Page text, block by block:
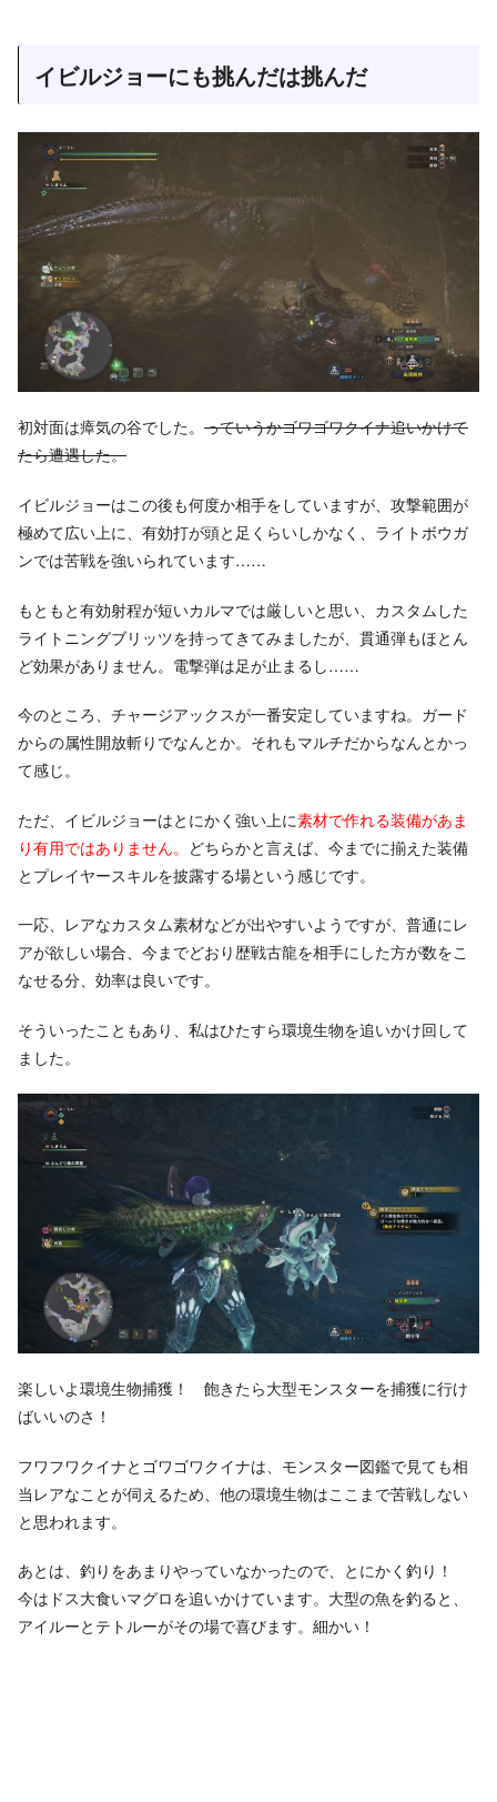
イビルジョーにも挑んだは挑んだ
初対面は瘴気の谷でした。 っていうかゴワゴワクイナ追いかけて
たら遭遇した。
イビルジョーはこの後も何度か相手をしていますが、攻撃範囲が
極めて広い上に、有効打が頭と足くらいしかなく、ライトボウガ
ンでは苦戦を強いられています……
もともと有効射程が短いカルマでは厳しいと思い、カスタムした
ライトニングブリッツを持ってきてみましたが、貫通弾もほとん
ど効果がありません。電撃弾は足が止まるし……
今のところ、チャージアックスが一番安定していますね。ガード
からの属性開放斬りでなんとか。それもマルチだからなんとかっ
て感じ。
ただ、イビルジョーはとにかく強い上に素材で作れる装備があま
り有用ではありません。 どちらかと言えば、今までに揃えた装備
とプレイヤースキルを披露する場という感じです。
一応、レアなカスタム素材などが出やすいようですが、普通にレ
アが欲しい場合、今までどおり歴戦古龍を相手にした方が数をこ
なせる分、効率は良いです。
そういったこともあり、私はひたすら環境生物を追いかけ回して
ました。
楽しいよ環境生物捕獲！ 飽きたら大型モンスターを捕獲に行け
ばいいのさ！
フワフワクイナとゴワゴワクイナは、モンスター図鑑で見ても相
当レアなことが伺えるため、他の環境生物はここまで苦戦しない
と思われます。
あとは、釣りをあまりやっていなかったので、とにかく釣り！
今はドス大食いマグロを追いかけています。大型の魚を釣ると、
アイルーとテトルーがその場で喜びます。細かい！